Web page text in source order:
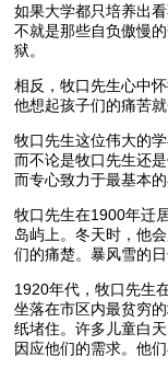
如果大学都只培养出
不就是那些自负傲慢
狱。
相反，牧口先生心中
他想起孩子们的痛苦就
牧口先生这位伟大的
而不论是牧口先生还
而专心致力于最基本
牧口先生在1900年迁
岛屿上。冬天时，他
们的痛楚。暴风雪的
1920年代，牧口先生
坐落在市区内最贫穷
纸堵住。许多儿童白
因应他们的需求。他